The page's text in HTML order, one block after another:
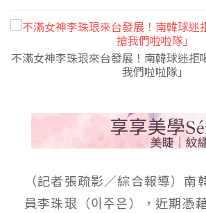
不滿女神李珠珢來台發展！南韓球迷拒
我們啦啦隊」
（記者張疏影／綜合報導）南
員李珠珢（이주은），近期憑